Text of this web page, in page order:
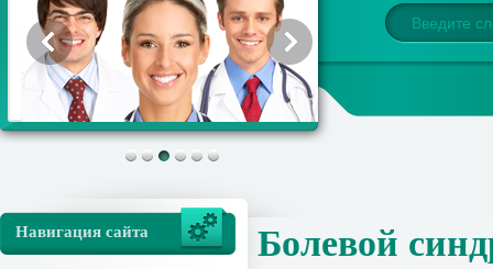
Навигация сайта Болевой